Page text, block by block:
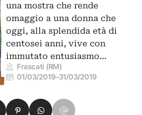
una mostra che rende
omaggio a una donna che
oggi, alla splendida età di
centosei anni, vive con
immutato entusiasmo…
Frascati (RM)
01/03/2019–31/03/2019
su Xsu LinkedIn
Condividi su Pinterest
Condividi su WhatsApp
Condividi su Email